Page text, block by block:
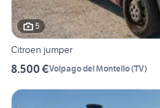
5
Citroen jumper
8.500 €Volpago del Montello(TV)